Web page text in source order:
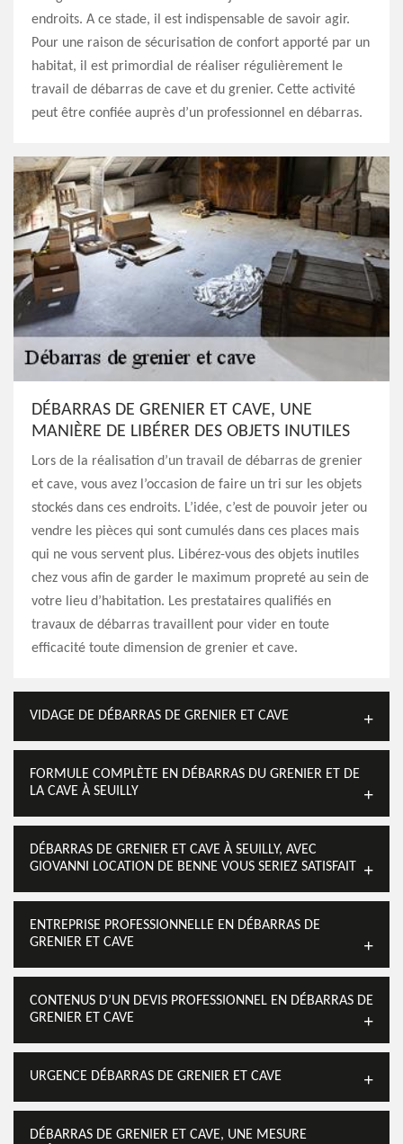
endroits. A ce stade, il est indispensable de savoir agir.
Pour une raison de sécurisation de confort apporté par un
habitat, il est primordial de réaliser régulièrement le
travail de débarras de cave et du grenier. Cette activité
peut être confiée auprès d’un professionnel en débarras.
DÉBARRAS DE GRENIER ET CAVE, UNE
MANIÈRE DE LIBÉRER DES OBJETS INUTILES
Lors de la réalisation d’un travail de débarras de grenier
et cave, vous avez l’occasion de faire un tri sur les objets
stockés dans ces endroits. L’idée, c’est de pouvoir jeter ou
vendre les pièces qui sont cumulés dans ces places mais
qui ne vous servent plus. Libérez-vous des objets inutiles
chez vous afin de garder le maximum propreté au sein de
votre lieu d’habitation. Les prestataires qualifiés en
travaux de débarras travaillent pour vider en toute
efficacité toute dimension de grenier et cave.
VIDAGE DE DÉBARRAS DE GRENIER ET CAVE
FORMULE COMPLÈTE EN DÉBARRAS DU GRENIER ET DE
LA CAVE À SEUILLY
DÉBARRAS DE GRENIER ET CAVE À SEUILLY, AVEC
GIOVANNI LOCATION DE BENNE VOUS SERIEZ SATISFAIT
ENTREPRISE PROFESSIONNELLE EN DÉBARRAS DE
GRENIER ET CAVE
CONTENUS D’UN DEVIS PROFESSIONNEL EN DÉBARRAS DE
GRENIER ET CAVE
URGENCE DÉBARRAS DE GRENIER ET CAVE
DÉBARRAS DE GRENIER ET CAVE, UNE MESURE